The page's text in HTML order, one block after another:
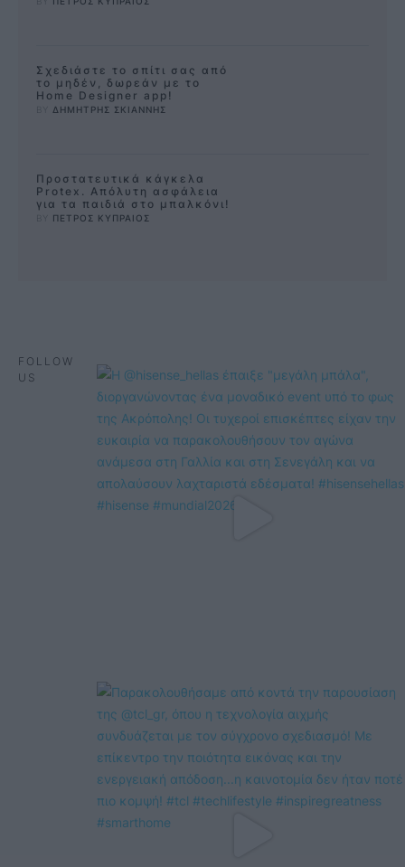
Σχεδιάστε το σπίτι σας από
το μηδέν, δωρεάν με το
Home Designer app!
ΔΗΜΗΤΡΗΣ ΣΚΙΑΝΝΗΣ
Προστατευτικά κάγκελα
Protex. Απόλυτη ασφάλεια
για τα παιδιά στο μπαλκόνι!
ΠΕΤΡΟΣ ΚΥΠΡΑΙΟΣ
FOLLOW
US